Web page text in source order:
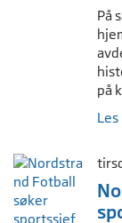
På
på